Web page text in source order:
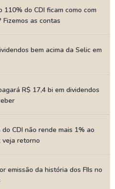
110% do CDI ficam como com
as contas
bem acima da Selic em
R$ 17,4 bi em dividendos
CDI não rende mais 1% ao
veja retorno
emissão da história dos FIIs no